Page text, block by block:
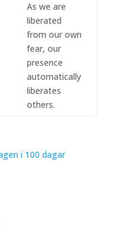
As we are
liberated
from our own
fear, our
presence
automatically
liberates
others.